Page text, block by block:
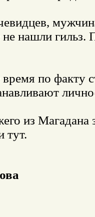
не нашли гильз.
по факту
из Магадана
тут.